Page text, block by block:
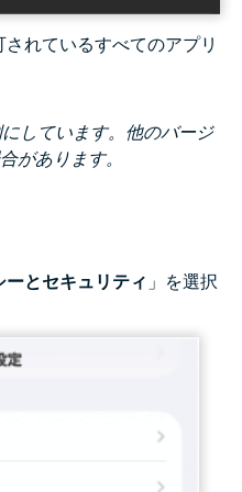
れているすべてのアプリ
しています。他のバージ
があります。
ーとセキュリティ 」を選択